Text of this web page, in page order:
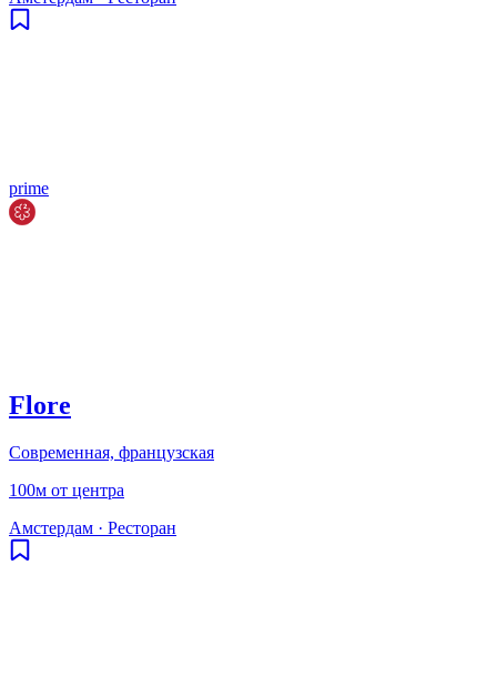
prime
Flore
Современная, французская
100м от центра
Амстердам · Ресторан